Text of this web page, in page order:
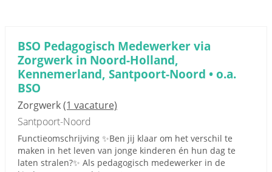
BSO Pedagogisch Medewerker via
Zorgwerk in Noord-Holland,
Kennemerland, Santpoort-Noord • o.a.
BSO
Zorgwerk(1 vacature)
Santpoort-Noord
Functieomschrijving ✨Ben jij klaar om het verschil te
maken in het leven van jonge kinderen én hun dag te
laten stralen?✨ Als pedagogisch medewerker in de